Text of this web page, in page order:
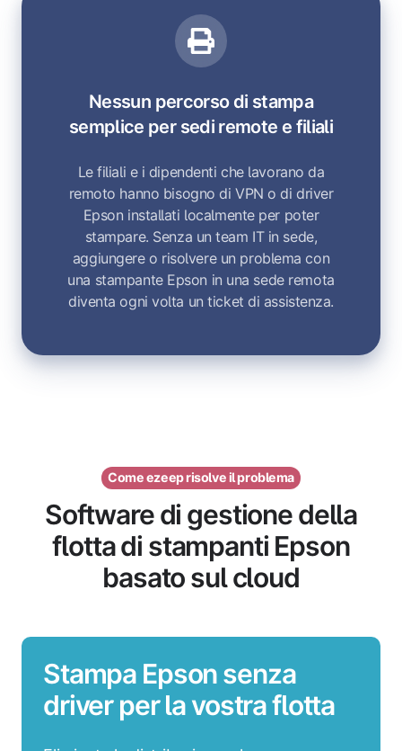
Nessun percorso di stampa
semplice per sedi remote e filiali
Le filiali e i dipendenti che lavorano da
remoto hanno bisogno di VPN o di driver
Epson installati localmente per poter
stampare. Senza un team IT in sede,
aggiungere o risolvere un problema con
una stampante Epson in una sede remota
diventa ogni volta un ticket di assistenza.
Come ezeep risolve il problema
Software di gestione della
flotta di stampanti Epson
basato sul cloud
Stampa Epson senza
driver per la vostra flotta